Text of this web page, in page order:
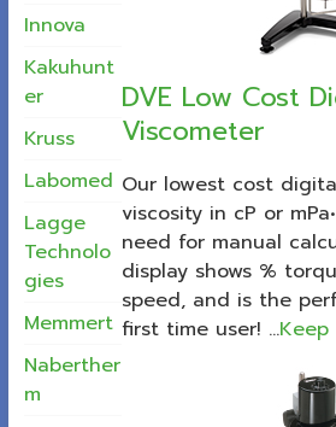
DVE Low Cost
Viscometer
Our lowest cost
viscosity in cP or
need for manual
display shows %
speed, and is the
first time user! ...Keep
Innova
Kakuhunt
er
Kruss
Labomed
Lagge
Technolo
gies
Memmert
Naberther
m